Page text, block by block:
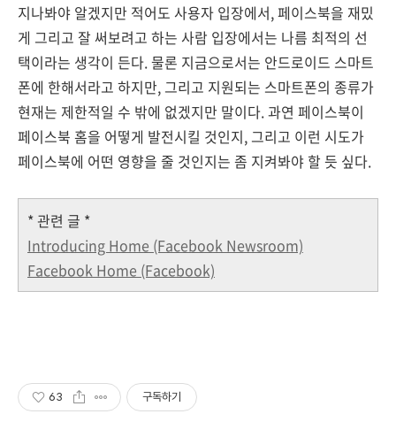
지나봐야 알겠지만 적어도 사용자 입장에서, 페이스북을 재밌
게 그리고 잘 써보려고 하는 사람 입장에서는 나름 최적의 선
택이라는 생각이 든다. 물론 지금으로서는 안드로이드 스마트
폰에 한해서라고 하지만, 그리고 지원되는 스마트폰의 종류가
현재는 제한적일 수 밖에 없겠지만 말이다. 과연 페이스북이
페이스북 홈을 어떻게 발전시킬 것인지, 그리고 이런 시도가
페이스북에 어떤 영향을 줄 것인지는 좀 지켜봐야 할 듯 싶다.
* 관련 글 *
Introducing Home (Facebook Newsroom)
Facebook Home (Facebook)
63 구독하기